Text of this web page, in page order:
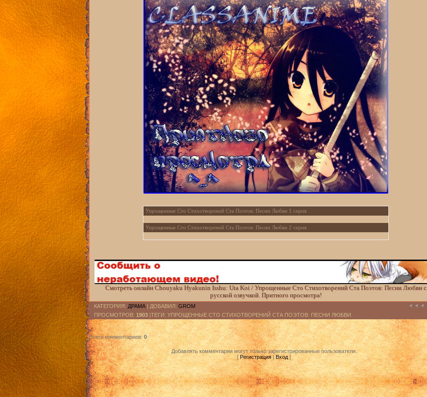
Упрощенные Сто Стихотворений Ста Поэтов: Песни Любви 1 серия
Упрощенные Сто Стихотворений Ста Поэтов: Песни Любви 2 серия
Упрощенные Сто Стихотворений Ста Поэтов: Песни Любви 4 серия
Упрощенные Сто Стихотворений Ста Поэтов: Песни Любви 5 серия
Упрощенные Сто Стихотворений Ста Поэтов: Песни Любви 6 серия
Упрощенные Сто Стихотворений Ста Поэтов: Песни Любви 7 серия
Упрощенные Сто Стихотворений Ста Поэтов: Песни Любви 8 серия
Упрощенные Сто Стихотворений Ста Поэтов: Песни Любви 9 серия
Упрощенные Сто Стихотворений Ста Поэтов: Песни Любви 10 серия
Упрощенные Сто Стихотворений Ста Поэтов: Песни Любви 11 серия
Упрощенные Сто Стихотворений Ста Поэтов: Песни Любви 12 серия
Смотреть онлайн Chouyaku Hyakunin Isshu: Uta Koi / Упрощенные Сто Стихотворений Ста Поэтов: Песни Любви с
русской озвучкой. Притного просмотра!
КАТЕГОРИЯ: ДРАМА | ДОБАВИЛ: GROM
ПРОСМОТРОВ: 1903 |ТЕГИ: УПРОЩЕННЫЕ СТО СТИХОТВОРЕНИЙ СТА ПОЭТОВ: ПЕСНИ ЛЮБВИ.
Всего комментариев:0
Добавлять комментарии могут только зарегистрированные пользователи.
[Регистрация|Вход]